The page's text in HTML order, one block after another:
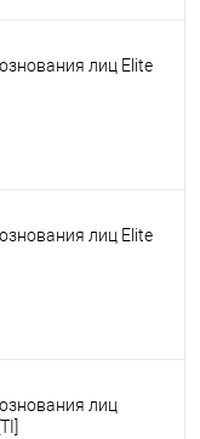
лиц Elite
лиц Elite
лиц